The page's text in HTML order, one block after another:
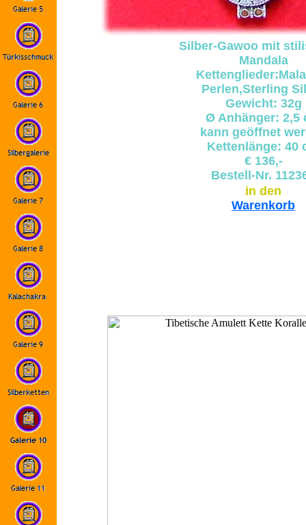
Silber-Gawoo mit
Mandala
Perlen,Sterling
Gewicht: 32g
Ø Anhänger: 2,5
kann geöffnet
Kettenlänge: 40
€ 136,-
Bestell-Nr.
in den
Warenkorb